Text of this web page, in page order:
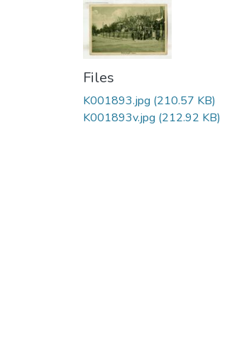
Files
K001893.jpg (210.57 KB)
K001893v.jpg (212.92 KB)